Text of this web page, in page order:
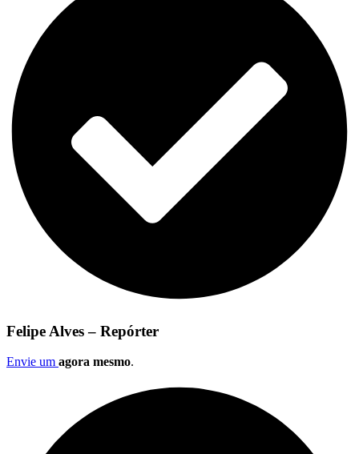
Felipe Alves – Repórter
Envie um agora mesmo.